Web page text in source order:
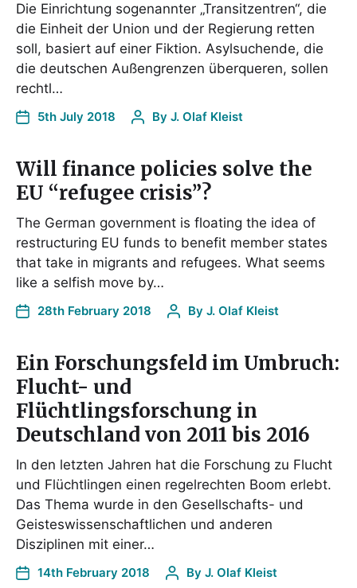
Die Einrichtung sogenannter „Transitzentren“, die
die Einheit der Union und der Regierung retten
soll, basiert auf einer Fiktion. Asylsuchende, die
die deutschen Außengrenzen überqueren, sollen
rechtl…
5th July 2018 By J. Olaf Kleist
Will finance policies solve the
EU “refugee crisis”?
The German government is floating the idea of
restructuring EU funds to benefit member states
that take in migrants and refugees. What seems
like a selfish move by…
28th February 2018 By J. Olaf Kleist
Ein Forschungsfeld im Umbruch:
Flucht- und
Flüchtlingsforschung in
Deutschland von 2011 bis 2016
In den letzten Jahren hat die Forschung zu Flucht
und Flüchtlingen einen regelrechten Boom erlebt.
Das Thema wurde in den Gesellschafts- und
Geisteswissenschaftlichen und anderen
Disziplinen mit einer…
14th February 2018 By J. Olaf Kleist